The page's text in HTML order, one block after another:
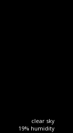
clear sky
19% humidity